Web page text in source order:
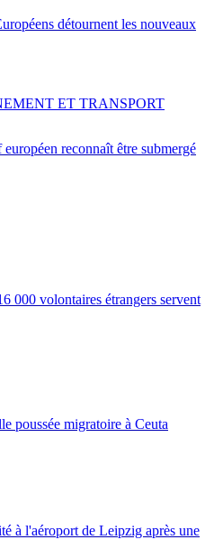
détournent les nouveaux
reconnaît être submergé
ET TRANSPORT
000 volontaires étrangers servent
poussée migratoire à Ceuta
à l'aéroport de Leipzig après une